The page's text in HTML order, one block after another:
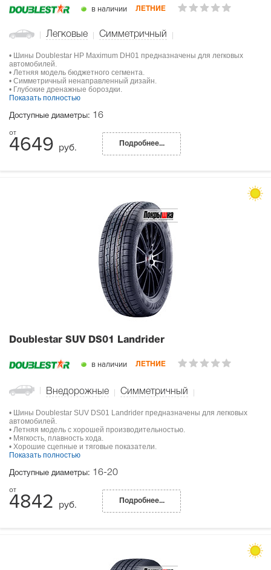
в наличии ЛЕТНИЕ
Легковые Симметричный
• Шины Doublestar HP Maximum DH01 предназначены для легковых
автомобилей.
• Летняя модель бюджетного сегмента.
• Симметричный ненаправленный дизайн.
• Глубокие дренажные бороздки.
Показать полностью
Доступные диаметры: 16
4649 руб. Подробнее...
Doublestar SUV DS01 Landrider
в наличии ЛЕТНИЕ
Внедорожные Симметричный
• Шины Doublestar SUV DS01 Landrider предназначены для легковых
автомобилей.
• Летняя модель с хорошей производительностью.
• Мягкость, плавность хода.
• Хорошие сцепные и тяговые показатели.
Показать полностью
Доступные диаметры: 16-20
4842 руб. Подробнее...